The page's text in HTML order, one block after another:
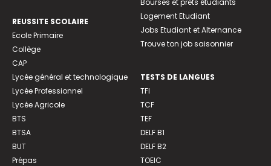
REUSSITE SCOLAIRE
Ecole Primaire
Collège
CAP
Lycée général et technologique
Lycée Professionnel
Lycée Agricole
BTS
BTSA
BUT
Prépas
Bourses et prêts étudiants
Logement Etudiant
Jobs Etudiant et Alternance
Trouve ton job saisonnier
TESTS DE LANGUES
TFI
TCF
TEF
DELF B1
DELF B2
TOEIC